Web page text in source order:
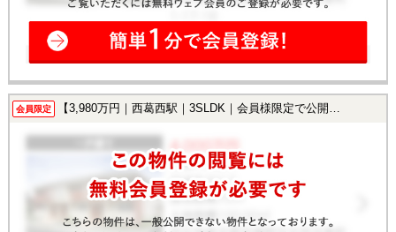
会員限定 【3,980万円｜西葛西駅｜3SLDK｜会員様限定で公開中！】